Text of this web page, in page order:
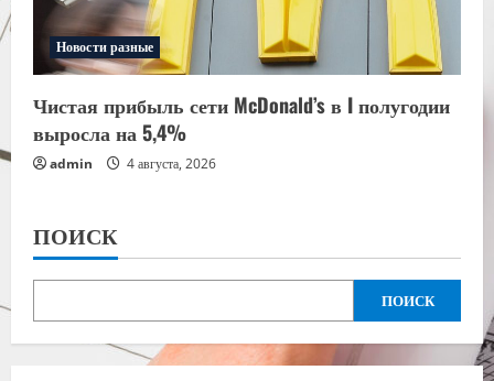
Новости разные
Чистая прибыль сети McDonald’s в I полугодии
выросла на 5,4%
admin 4 августа, 2026
ПОИСК
ПОИСК